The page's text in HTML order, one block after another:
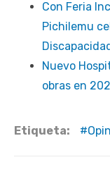
Con Feria
Pichilemu
Discapacidad
Nuevo
obras en
Etiqueta: